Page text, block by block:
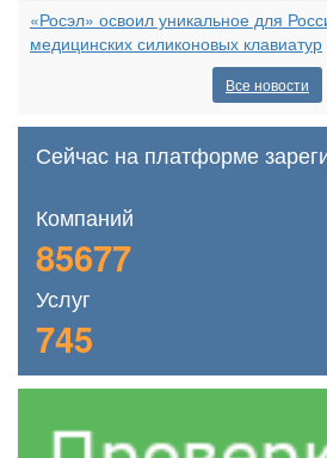
«Росэл» освоил уникальное для
медицинских силиконовых клавиатур
Все новости
Сейчас на платформе
Компаний
85677
Услуг
745